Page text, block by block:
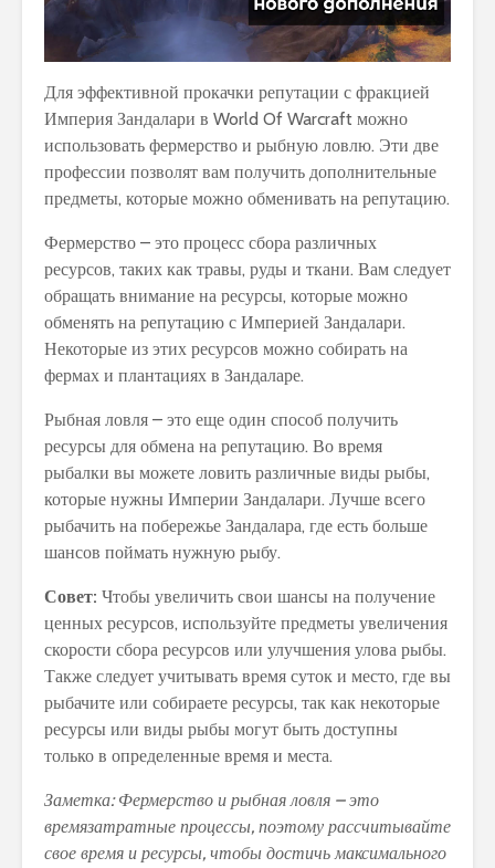
Для эффективной прокачки репутации с фракцией
Империя Зандалари в World Of Warcraft можно
использовать фермерство и рыбную ловлю. Эти две
профессии позволят вам получить дополнительные
предметы, которые можно обменивать на репутацию.
Фермерство – это процесс сбора различных
ресурсов, таких как травы, руды и ткани. Вам следует
обращать внимание на ресурсы, которые можно
обменять на репутацию с Империей Зандалари.
Некоторые из этих ресурсов можно собирать на
фермах и плантациях в Зандаларе.
Рыбная ловля – это еще один способ получить
ресурсы для обмена на репутацию. Во время
рыбалки вы можете ловить различные виды рыбы,
которые нужны Империи Зандалари. Лучше всего
рыбачить на побережье Зандалара, где есть больше
шансов поймать нужную рыбу.
Совет: Чтобы увеличить свои шансы на получение
ценных ресурсов, используйте предметы увеличения
скорости сбора ресурсов или улучшения улова рыбы.
Также следует учитывать время суток и место, где вы
рыбачите или собираете ресурсы, так как некоторые
ресурсы или виды рыбы могут быть доступны
только в определенные время и места.
Заметка: Фермерство и рыбная ловля – это
времязатратные процессы, поэтому рассчитывайте
свое время и ресурсы, чтобы достичь максимального